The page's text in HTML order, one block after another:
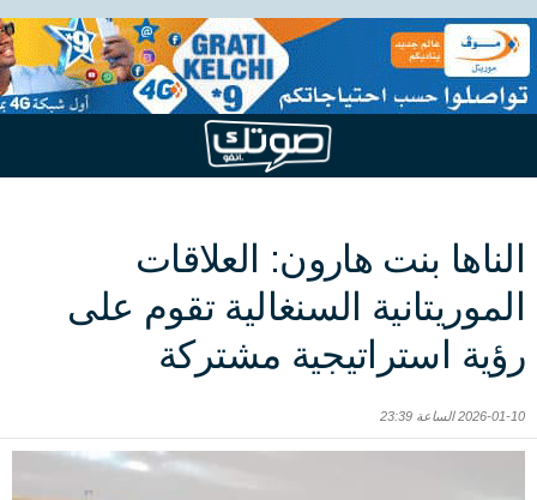
الناها بنت هارون: العلاقات
الموريتانية السنغالية تقوم على
رؤية استراتيجية مشتركة
2026-01-10 الساعة 23:39